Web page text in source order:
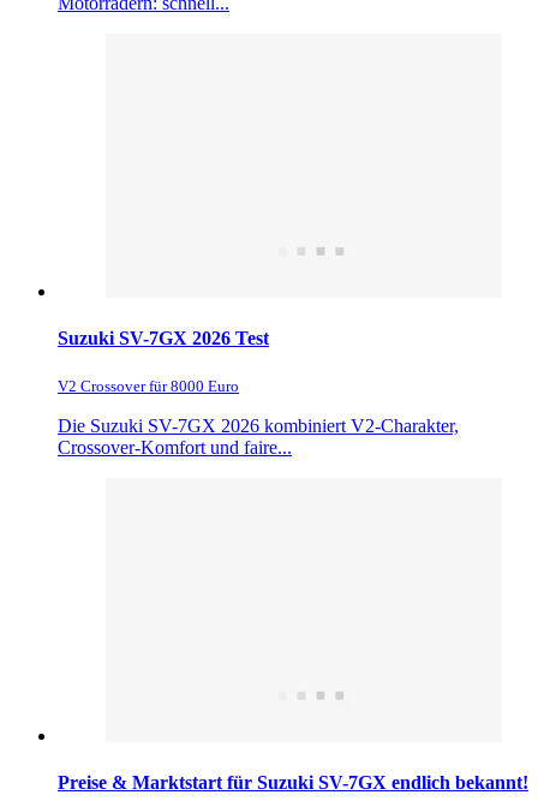
Suzuki SV-7GX 2026 Test
V2 Crossover für 8000 Euro
Die Suzuki SV-7GX 2026 kombiniert V2-Charakter,
Crossover-Komfort und faire...
Preise & Marktstart für Suzuki SV-7GX endlich bekannt!